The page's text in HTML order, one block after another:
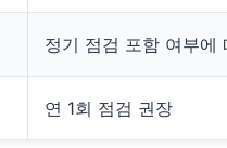
정기 점검 포함 여부에
연 1회 점검 권장